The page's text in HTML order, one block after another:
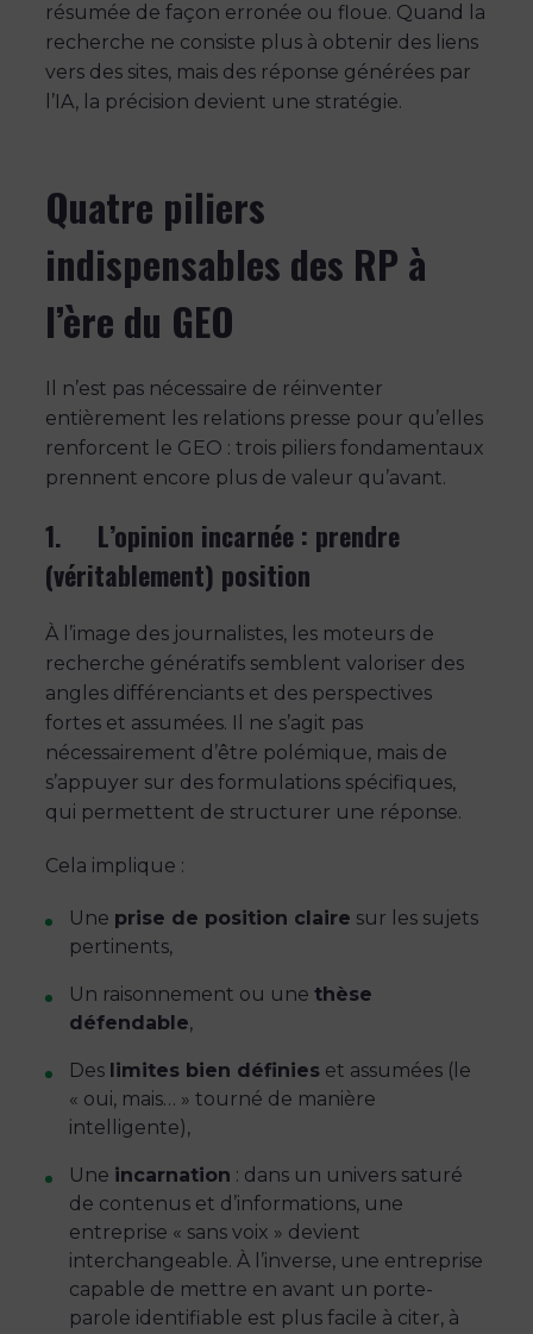
résumée de façon erronée ou floue. Quand la
recherche ne consiste plus à obtenir des liens
vers des sites, mais des réponse générées par
l’IA, la précision devient une stratégie.
Quatre piliers
indispensables des RP à
l’ère du GEO
Il n’est pas nécessaire de réinventer
entièrement les relations presse pour qu’elles
renforcent le GEO : trois piliers fondamentaux
prennent encore plus de valeur qu’avant.
1. L’opinion incarnée : prendre
(véritablement) position
À l’image des journalistes, les moteurs de
recherche génératifs semblent valoriser des
angles différenciants et des perspectives
fortes et assumées. Il ne s’agit pas
nécessairement d’être polémique, mais de
s’appuyer sur des formulations spécifiques,
qui permettent de structurer une réponse.
Cela implique :
Une prise de position claire sur les sujets
pertinents,
Un raisonnement ou unethèse
défendable,
Des limites bien définies et assumées (le
« oui, mais… » tourné de manière
intelligente),
Une incarnation : dans un univers saturé
de contenus et d’informations, une
entreprise « sans voix » devient
interchangeable. À l’inverse, une entreprise
capable de mettre en avant un porte-
parole identifiable est plus facile à citer, à